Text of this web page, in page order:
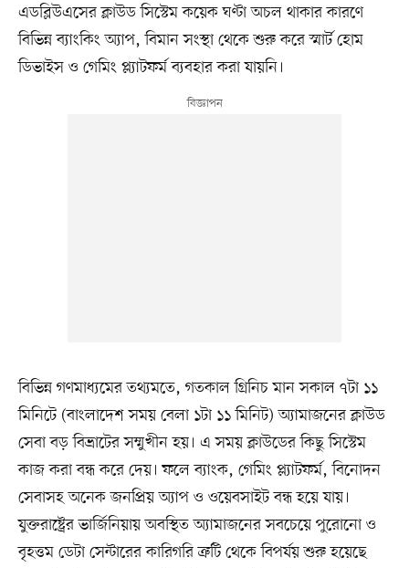
এডব্লিউএসের ক্লাউড সিস্টেম কয়েক ঘণ্টা অচল থাকার কারণে
বিভিন্ন ব্যাংকিং অ্যাপ, বিমান সংস্থা থেকে শুরু করে স্মার্ট হোম
ডিভাইস ও গেমিং প্ল্যাটফর্ম ব্যবহার করা যায়নি।
বিভিন্ন গণমাধ্যমের তথ্যমতে, গতকাল গ্রিনিচ মান সকাল ৭টা ১১
মিনিটে (বাংলাদেশ সময় বেলা ১টা ১১ মিনিট) অ্যামাজনের ক্লাউড
সেবা বড় বিভ্রাটের সম্মুখীন হয়। এ সময় ক্লাউডের কিছু সিস্টেম
কাজ করা বন্ধ করে দেয়। ফলে ব্যাংক, গেমিং প্ল্যাটফর্ম, বিনোদন
সেবাসহ অনেক জনপ্রিয় অ্যাপ ও ওয়েবসাইট বন্ধ হয়ে যায়।
যুক্তরাষ্ট্রের ভার্জিনিয়ায় অবস্থিত অ্যামাজনের সবচেয়ে পুরোনো ও
বৃহত্তম ডেটা সেন্টারের কারিগরি ত্রুটি থেকে বিপর্যয় শুরু হয়েছে